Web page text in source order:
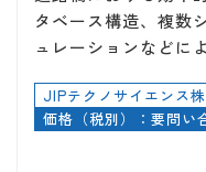
タベース構造、複数
ュレーションなどに
JIPテクノサイエンス
価格（税別）：要問い